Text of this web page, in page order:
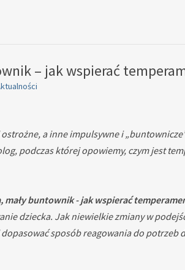
– jak wspierać
a inne impulsywne i
podczas której opowiemy, czym jest
mały buntownik - jak wspierać
dziecka. Jak niewielkie zmiany w
sposób reagowania do potrzeb